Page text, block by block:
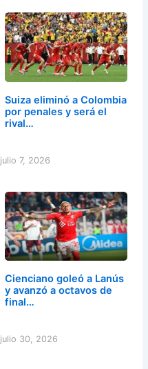
Suiza eliminó a Colombia
por penales y será el
rival…
julio 7, 2026
Cienciano goleó a Lanús
y avanzó a octavos de
final…
julio 30, 2026